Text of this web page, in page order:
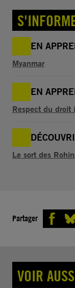
EN
Myanmar
EN
Respect du droit
Le sort des
Partager
VOIR